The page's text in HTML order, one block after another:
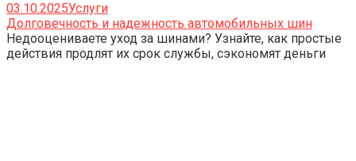
03.10.2025Услуги
Долговечность и надежность автомобильных шин
Недооцениваете уход за шинами? Узнайте, как простые
действия продлят их срок службы, сэкономят деньги